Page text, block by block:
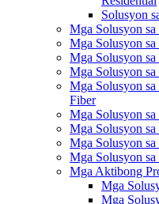
Solusyon
Mga Solusyon
Mga Solusyon
Mga Solusyon
Mga Solusyon
Mga Solusyon
Fiber
Mga Solusyon
Mga Solusyon
Mga Solusyon
Mga Solusyon
Mga Aktibong
Mga
Mga